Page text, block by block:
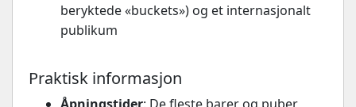
beryktede «buckets») og et internasjonalt
publikum
Praktisk informasjon